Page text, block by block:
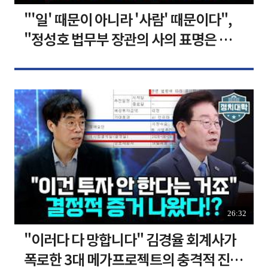
"'일' 때문이 아니라 '사람' 때문이다",
"정성호 법무부 장관의 사의 표명은 이재
26:32
"이러다 다 망합니다" 김경율 회계사가
폭로한 3대 메가프로젝트의 충격적 진실